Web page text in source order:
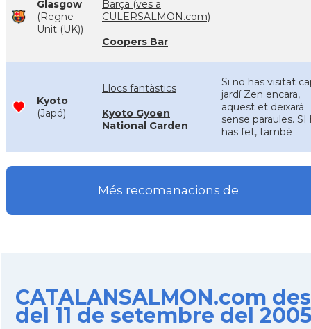
Glasgow
(Regne
Unit (UK))
Barça (ves a
CULERSALMON.com)
Coopers Bar
Kyoto
(Japó)
Llocs fantàstics
Kyoto Gyoen
National Garden
Si no has visitat
jardí Zen encara,
aquest et deixarà
sense paraules. SI
has fet, també
Més recomanacions de
CATALANSALMON.com des
del 11 de setembre del